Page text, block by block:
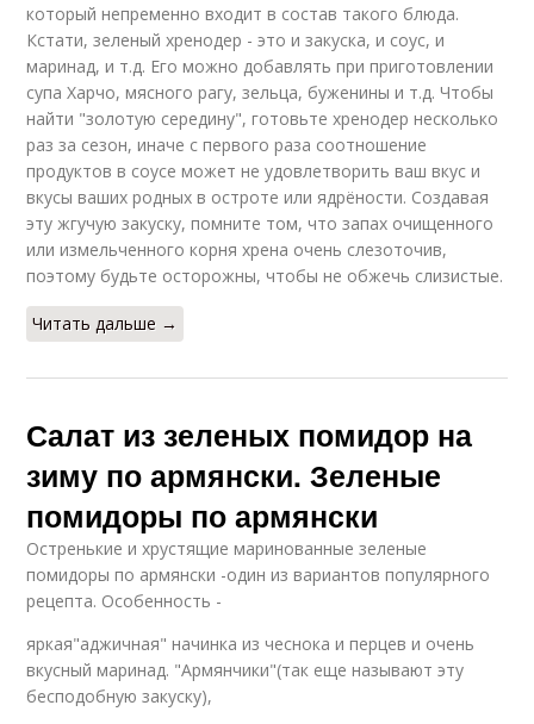
который непременно входит в состав такого блюда.
Кстати, зеленый хренодер - это и закуска, и соус, и
маринад, и т.д. Его можно добавлять при приготовлении
супа Харчо, мясного рагу, зельца, буженины и т.д. Чтобы
найти "золотую середину", готовьте хренодер несколько
раз за сезон, иначе с первого раза соотношение
продуктов в соусе может не удовлетворить ваш вкус и
вкусы ваших родных в остроте или ядрёности. Создавая
эту жгучую закуску, помните том, что запах очищенного
или измельченного корня хрена очень слезоточив,
поэтому будьте осторожны, чтобы не обжечь слизистые.
Читать дальше →
Салат из зеленых помидор на
зиму по армянски. Зеленые
помидоры по армянски
Остренькие и хрустящие маринованные зеленые
помидоры по армянски -один из вариантов популярного
рецепта. Особенность -
яркая"аджичная" начинка из чеснока и перцев и очень
вкусный маринад. "Армянчики"(так еще называют эту
бесподобную закуску),